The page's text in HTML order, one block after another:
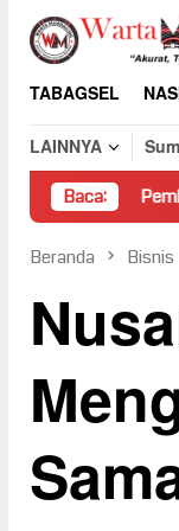
Loncat
konten
TABAGSEL
LAINNYA
Baca:
Pembongkaran Paksa
Beranda Bisnis